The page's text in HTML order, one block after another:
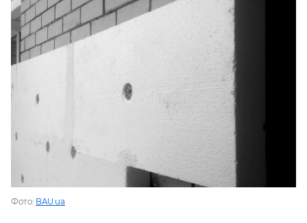
SUBSCRIBE
Фото: BAU.ua